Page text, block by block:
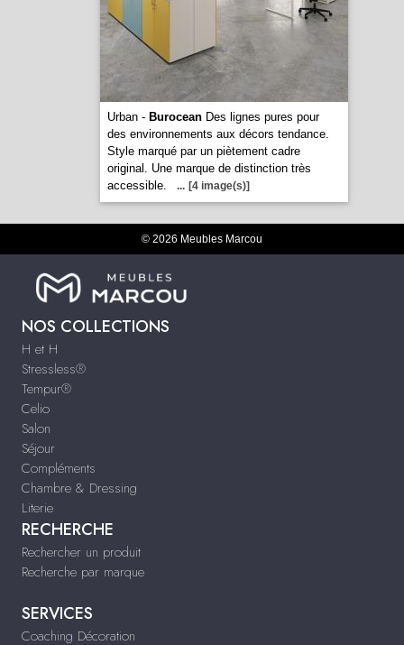
Urban - BuroceanDes lignes pures pour
des environnements aux décors tendance.
Style marqué par un piètement cadre
original. Une marque de distinction très
accessible.
... [4 image(s)]
© 2026 Meubles Marcou
NOS COLLECTIONS
H et H
Stressless®
Tempur®
Celio
Salon
Séjour
Compléments
Chambre & Dressing
Literie
RECHERCHE
Rechercher un produit
Recherche par marque
SERVICES
Coaching Décoration